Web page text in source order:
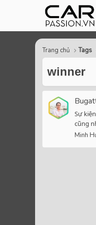
Trang chủ Tags
winner
Sự
cũng
Minh